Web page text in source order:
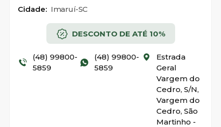
Cidade: Imaruí-SC
DESCONTO DE ATÉ 10%
(48) 99800-
5859
(48) 99800-
5859
Estrada
Geral
Vargem do
Cedro, S/N,
Vargem do
Cedro, São
Martinho -